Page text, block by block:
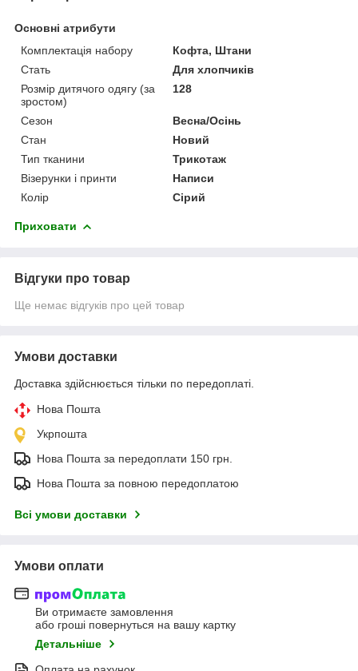
Основні атрибути
Комплектація набору
Кофта, Штани
Стать
Для хлопчиків
Розмір дитячого одягу (за
зростом)
128
Сезон
Весна/Осінь
Стан
Новий
Тип тканини
Трикотаж
Візерунки і принти
Написи
Колір
Сірий
Приховати
Відгуки про товар
Ще немає відгуків про цей товар
Умови доставки
Доставка здійснюється тільки по передоплаті.
Нова Пошта
Укрпошта
Нова Пошта за передоплати 150 грн.
Нова Пошта за повною передоплатою
Всі умови доставки
Умови оплати
Ви отримаєте замовлення
або гроші повернуться на вашу картку
Детальніше